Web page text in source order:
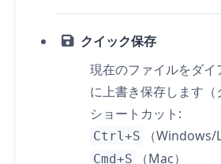
クイック保存
現在のファイルをダ
に上書き保存します（
ショートカット:
Ctrl+S （
Cmd+S （Mac）